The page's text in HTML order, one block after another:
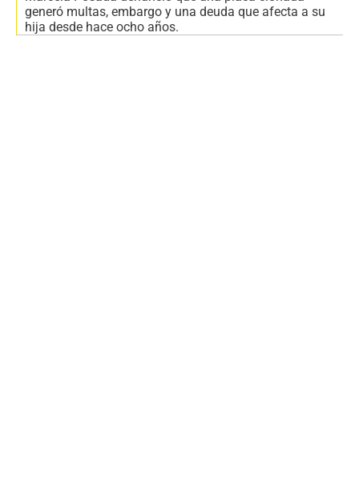
generó multas, embargo y una deuda que afecta a su
hija desde hace ocho años.